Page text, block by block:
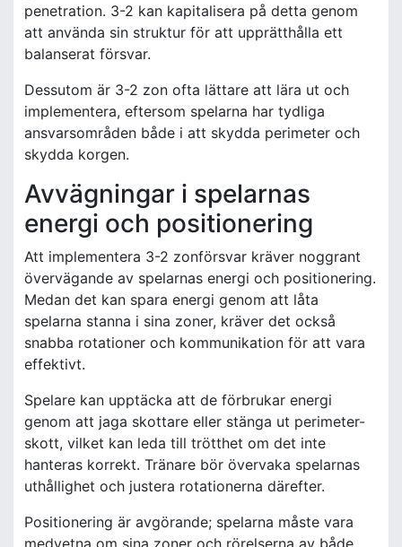
penetration. 3-2 kan kapitalisera på detta genom
att använda sin struktur för att upprätthålla ett
balanserat försvar.
Dessutom är 3-2 zon ofta lättare att lära ut och
implementera, eftersom spelarna har tydliga
ansvarsområden både i att skydda perimeter och
skydda korgen.
Avvägningar i spelarnas
energi och positionering
Att implementera 3-2 zonförsvar kräver noggrant
övervägande av spelarnas energi och positionering.
Medan det kan spara energi genom att låta
spelarna stanna i sina zoner, kräver det också
snabba rotationer och kommunikation för att vara
effektivt.
Spelare kan upptäcka att de förbrukar energi
genom att jaga skottare eller stänga ut perimeter-
skott, vilket kan leda till trötthet om det inte
hanteras korrekt. Tränare bör övervaka spelarnas
uthållighet och justera rotationerna därefter.
Positionering är avgörande; spelarna måste vara
medvetna om sina zoner och rörelserna av både